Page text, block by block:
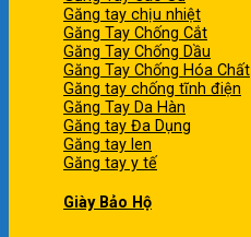
Găng tay chịu nhiệt
Găng Tay Chống Cắt
Găng Tay Chống Dầu
Găng Tay Chống Hóa Chất
Găng tay chống tĩnh điện
Găng Tay Da Hàn
Găng tay Đa Dụng
Găng tay len
Găng tay y tế
Giày Bảo Hộ